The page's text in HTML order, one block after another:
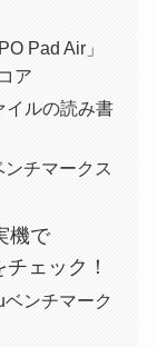
Pad Air」
ア
イルの読み書
ンチマークス
機で
ェック！
ベンチマーク